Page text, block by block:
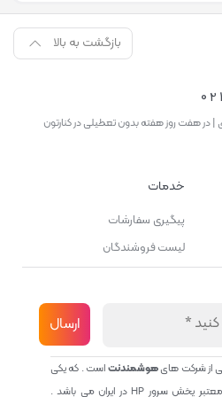
بازگشت به بالا
در هفت روز هفته بدون تعطیلی در کنارتون
خدمات
پیگیری سفارشات
لیست فروشندگان
از شرکت هایهوشمندنتاست . که یکی
شناخته ترین و یکی از شرکت معتبر پخش سرور HP در ایران می باشد .